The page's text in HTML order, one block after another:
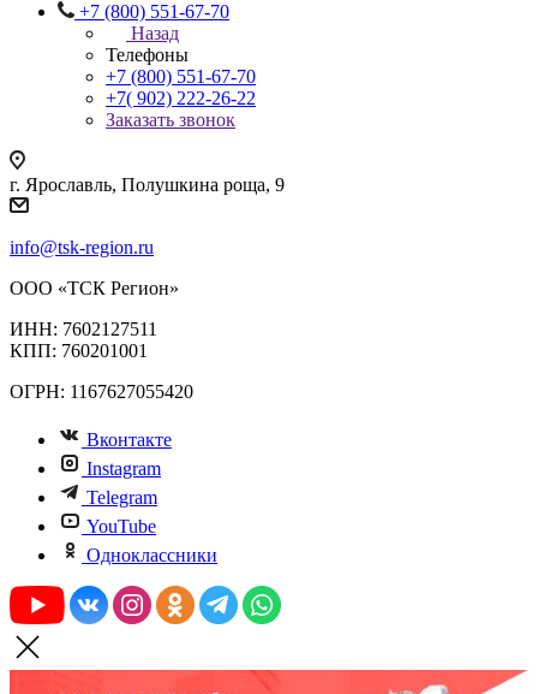
+7 (800) 551-67-70
Назад
Телефоны
+7 (800) 551-67-70
+7( 902) 222-26-22
Заказать звонок
г. Ярославль, Полушкина роща, 9
info@tsk-region.ru
ООО «ТСК Регион»
ИНН: 7602127511
КПП: 760201001
ОГРН: 1167627055420
Вконтакте
Instagram
Telegram
YouTube
Одноклассники